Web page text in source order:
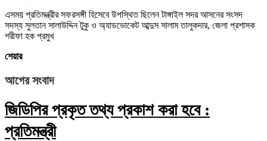
এসময় প্রতিমন্ত্রীর সফরসঙ্গী হিসেবে উপস্থিত ছিলেন টাঙ্গাইল সদর আসনের সংসদ
সদস্য সুলতান সালাউদ্দিন টুকু ও অ্যাডভোকেট আব্দুস সালাম তালুকদার, জেলা প্রশাসক
শরীফা হক প্রমুখ
শেয়ার
আগের সংবাদ
জিডিপির প্রকৃত তথ্য প্রকাশ করা হবে :
প্রতিমন্ত্রী